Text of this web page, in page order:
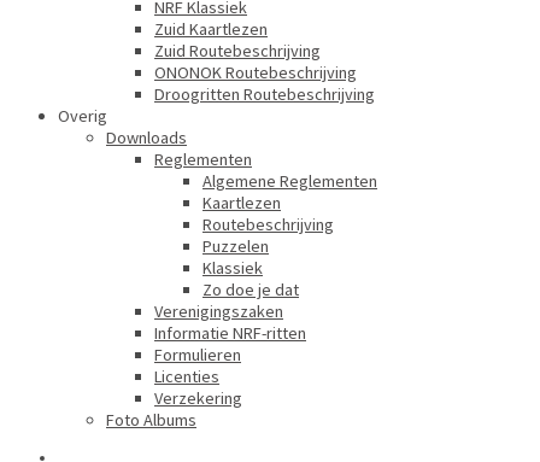
NRF Klassiek
Zuid Kaartlezen
Zuid Routebeschrijving
ONONOK Routebeschrijving
Droogritten Routebeschrijving
Overig
Downloads
Reglementen
Algemene Reglementen
Kaartlezen
Routebeschrijving
Puzzelen
Klassiek
Zo doe je dat
Verenigingszaken
Informatie NRF-ritten
Formulieren
Licenties
Verzekering
Foto Albums